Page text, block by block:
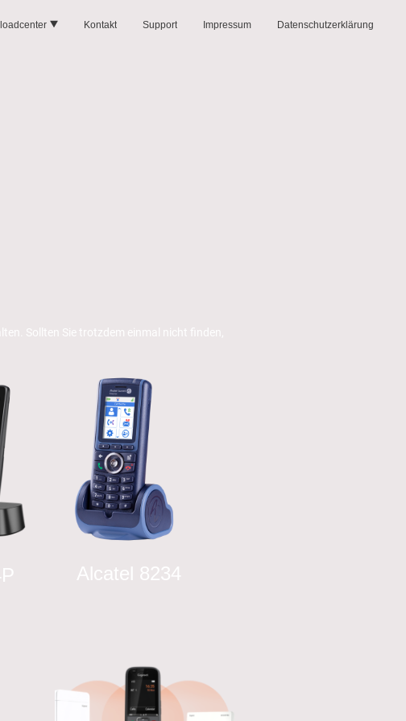
Kontakt Support Impressum Datenschutzerklärung
Sollten Sie trotzdem einmal nicht finden,
Alcatel 8234